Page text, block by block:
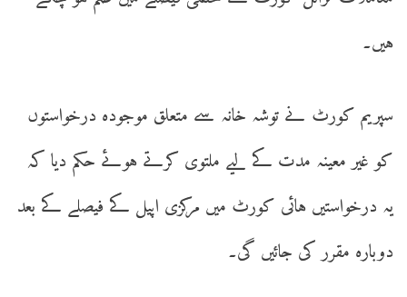
ہیں۔
سپریم کورٹ نے توشہ خانہ سے متعلق موجودہ درخواستوں
کو غیر معینہ مدت کے لیے ملتوی کرتے ہوئے حکم دیا کہ
یہ درخواستیں ہائی کورٹ میں مرکزی اپیل کے فیصلے کے بعد
دوبارہ مقرر کی جائیں گی۔